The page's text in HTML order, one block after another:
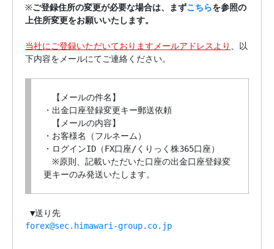
※ご登録住所の変更が必要な場合は、まずこちらを参照の
上住所変更をお願いいたします。
当社にご登録いただいておりますメールアドレスより
、以
下内容をメールにてご連絡ください。
【メールの件名】
・出金口座登録変更キー郵送依頼
【メールの内容】
・お客様名（フルネーム）
・ログインID（FX口座/くりっく株365口座）
※原則、記載いただいた口座の出金口座登録変
forex@sec.himawari-group.co.jp